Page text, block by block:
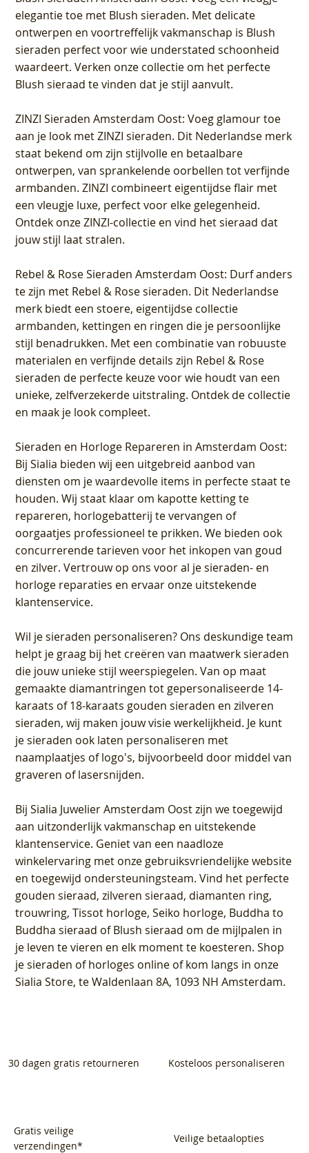
elegantie toe met Blush sieraden. Met delicate
ontwerpen en voortreffelijk vakmanschap is Blush
sieraden perfect voor wie understated schoonheid
waardeert. Verken onze collectie om het perfecte
Blush sieraad te vinden dat je stijl aanvult.
ZINZI Sieraden Amsterdam Oost: Voeg glamour toe
aan je look met ZINZI sieraden. Dit Nederlandse merk
staat bekend om zijn stijlvolle en betaalbare
ontwerpen, van sprankelende oorbellen tot verfijnde
armbanden. ZINZI combineert eigentijdse flair met
een vleugje luxe, perfect voor elke gelegenheid.
Ontdek onze ZINZI-collectie en vind het sieraad dat
jouw stijl laat stralen.
Rebel & Rose Sieraden Amsterdam Oost: Durf anders
te zijn met Rebel & Rose sieraden. Dit Nederlandse
merk biedt een stoere, eigentijdse collectie
armbanden, kettingen en ringen die je persoonlijke
stijl benadrukken. Met een combinatie van robuuste
materialen en verfijnde details zijn Rebel & Rose
sieraden de perfecte keuze voor wie houdt van een
unieke, zelfverzekerde uitstraling. Ontdek de collectie
en maak je look compleet.
Sieraden en Horloge Repareren in Amsterdam Oost:
Bij Sialia bieden wij een uitgebreid aanbod van
diensten om je waardevolle items in perfecte staat te
houden. Wij staat klaar om kapotte ketting te
repareren, horlogebatterij te vervangen of
oorgaatjes professioneel te prikken. We bieden ook
concurrerende tarieven voor het inkopen van goud
en zilver. Vertrouw op ons voor al je sieraden- en
horloge reparaties en ervaar onze uitstekende
klantenservice.
Wil je sieraden personaliseren? Ons deskundige team
helpt je graag bij het creëren van maatwerk sieraden
die jouw unieke stijl weerspiegelen. Van op maat
gemaakte diamantringen tot gepersonaliseerde 14-
karaats of 18-karaats gouden sieraden en zilveren
sieraden, wij maken jouw visie werkelijkheid. Je kunt
je sieraden ook laten personaliseren met
naamplaatjes of logo's, bijvoorbeeld door middel van
graveren of lasersnijden.
BijSialia Juwelier Amsterdam Oostzijn we toegewijd
aan uitzonderlijk vakmanschap en uitstekende
klantenservice. Geniet van een naadloze
winkelervaring met onze gebruiksvriendelijke website
en toegewijd ondersteuningsteam. Vind het perfecte
gouden sieraad, zilveren sieraad, diamanten ring,
trouwring, Tissot horloge, Seiko horloge, Buddha to
Buddha sieraad of Blush sieraad om de mijlpalen in
je leven te vieren en elk moment te koesteren. Shop
je sieraden of horloges online of kom langs in onze
Sialia Store, te Waldenlaan 8A, 1093 NH Amsterdam.
30 dagen gratis retourneren Kosteloos personaliseren
Gratis veilige
verzendingen*
Veilige betaalopties